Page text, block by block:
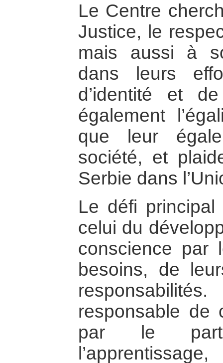
Le Centre
Justice, le
mais aussi à
dans leurs
d’identité et
également
que leur
société, et
Serbie dans
Le défi principal
celui du
conscience par
besoins, de
responsable de
par le